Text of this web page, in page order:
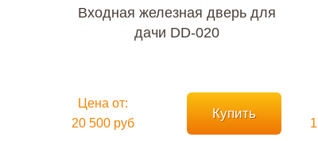
Входная железная дверь для
дачи DD-020
Цена от:
20 500 руб
Купить